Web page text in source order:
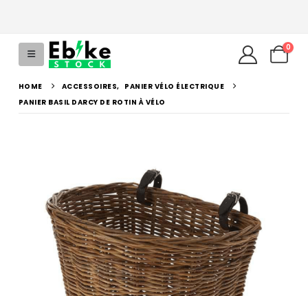
0
HOME ACCESSOIRES, PANIER VÉLO ÉLECTRIQUE
PANIER BASIL DARCY DE ROTIN À VÉLO